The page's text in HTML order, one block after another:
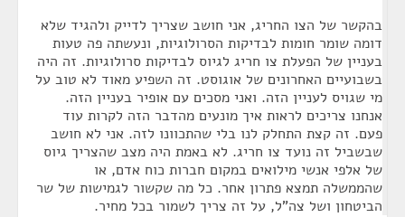
בהקשר של הצו החריג, אני חושב שצריך לדייק ולהגיד שלא
דומה שומר חומות לבדיקות הסרולוגיות, ונעשתה פה טעות
בעניין של הפעלת צו חריג לגיוס לבדיקות סרולוגיות. זה היה
בשבועיים האחרונים של אוגוסט. זה השפיע מאוד לא טוב על
מי שגויס לעניין הזה. ואני מסכים עם אופיר בעניין הזה.
אנחנו צריכים לראות איך מונעים מהדבר הזה לקרות עוד
פעם. זה קצת התחלק לנו בלי שהתכוונו לזה. אני לא חושב
שבשביל זה נועד צו חריג. לא באמת היה מצב שהצריך גיוס
של אלפי אנשי מילואים במקום חברות כוח אדם, או
שהממשלה תמצא פתרון אחר. כל מה שקשור לגמישות של שר
הביטחון ושל צה"ל, על זה צריך לשמור בכל מחיר.